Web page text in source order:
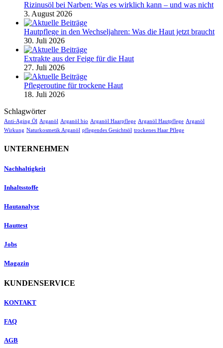
Rizinusöl bei Narben: Was es wirklich kann – und was nicht
3. August 2026
Hautpflege in den Wechseljahren: Was die Haut jetzt braucht
30. Juli 2026
Extrakte aus der Feige für die Haut
27. Juli 2026
Pflegeroutine für trockene Haut
18. Juli 2026
Schlagwörter
Anti-Aging Öl Arganöl Arganöl bio Arganöl Haarpflege Arganöl Hautpflege Arganöl
Wirkung Naturkosmetik Arganöl pflegendes Gesichtsöl trockenes Haar Pflege
UNTERNEHMEN
Nachhaltigkeit
Inhaltsstoffe
Hautanalyse
Hauttest
Jobs
Magazin
KUNDENSERVICE
KONTAKT
FAQ
AGB